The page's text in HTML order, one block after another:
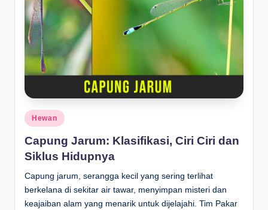
Posted
in
Hewan
Capung Jarum: Klasifikasi, Ciri Ciri dan
Siklus Hidupnya
Capung jarum, serangga kecil yang sering terlihat
berkelana di sekitar air tawar, menyimpan misteri dan
keajaiban alam yang menarik untuk dijelajahi. Tim Pakar